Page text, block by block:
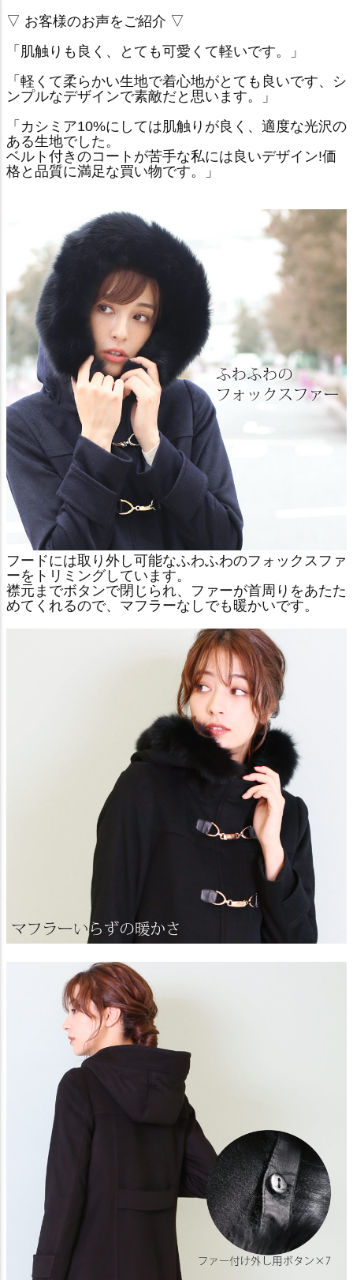
▽ お客様のお声をご紹介 ▽
「肌触りも良く、とても可愛くて軽いです。」
「軽くて柔らかい生地で着心地がとても良いです、シ
ンプルなデザインで素敵だと思います。」
「カシミア10%にしては肌触りが良く、適度な光沢の
ある生地でした。
ベルト付きのコートが苦手な私には良いデザイン!価
格と品質に満足な買い物です。」
フードには取り外し可能なふわふわのフォックスファ
ーをトリミングしています。
襟元までボタンで閉じられ、ファーが首周りをあたた
めてくれるので、マフラーなしでも暖かいです。